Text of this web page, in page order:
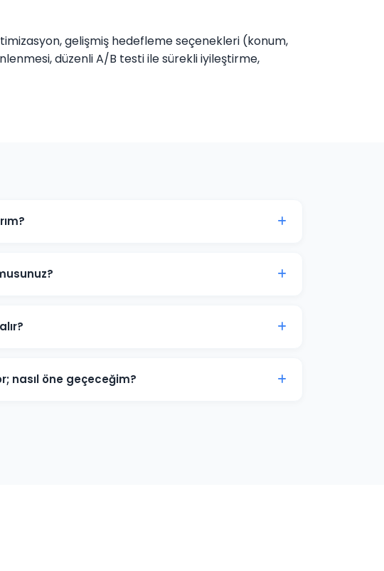
gelişmiş hedefleme seçenekleri (konum,
düzenli A/B testi ile sürekli iyileştirme,
toplama, ikinci aydan itibaren optimizasyon yoğunlaşır.
kitlenize ve sektörünüze özel hazırlanır.
sağlanır. İş ilişkisi sona erdiğinde hesap üzerinde
nasıl öne geçeceğim?